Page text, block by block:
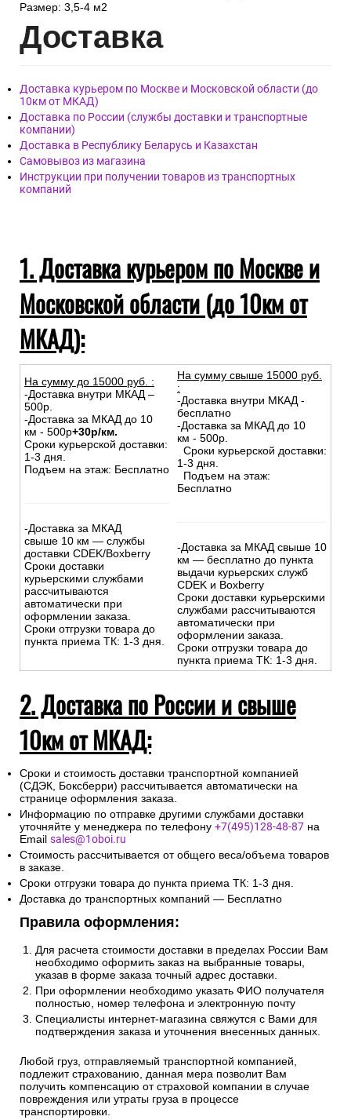
Размер: 3,5-4 м2
Доставка
Доставка курьером по Москве и Московской области (до
10км от МКАД)
Доставка по России (службы доставки и транспортные
компании)
Доставка в Республику Беларусь и Казахстан
Самовывоз из магазина
Инструкции при получении товаров из транспортных
компаний
1. Доставка курьером по Москве и
Московской области (до 10км от
МКАД):
На сумму до 15000 руб. :
-Доставка внутри МКАД –
500р.
-Доставка за МКАД до 10
км - 500р+30р/км.
Сроки курьерской доставки:
1-3 дня.
Подъем на этаж: Бесплатно
-Доставка за МКАД
свыше 10 км — службы
доставки CDEK/Boxberry
Сроки доставки
курьерскими службами
рассчитываются
автоматически при
оформлении заказа.
Сроки отгрузки товара до
пункта приема ТК: 1-3 дня.
На сумму свыше 15000 руб.
:
-Доставка внутри МКАД -
бесплатно
-Доставка за МКАД до 10
км - 500р.
Сроки курьерской доставки:
1-3 дня.
Подъем на этаж:
Бесплатно
-Доставка за МКАД свыше 10
км — бесплатно до пункта
выдачи курьерских служб
CDEK и Boxberry
Сроки доставки курьерскими
службами рассчитываются
автоматически при
оформлении заказа.
Сроки отгрузки товара до
пункта приема ТК: 1-3 дня.
2. Доставка по России и свыше
10км от МКАД:
Сроки и стоимость доставки транспортной компанией
(СДЭК, Боксберри) рассчитывается автоматически на
странице оформления заказа.
Информацию по отправке другими службами доставки
уточняйте у менеджера по телефону +7(495)128-48-87 на
Email sales@1oboi.ru
Стоимость рассчитывается от общего веса/объема товаров
в заказе.
Сроки отгрузки товара до пункта приема ТК: 1-3 дня.
Доставка до транспортных компаний — Бесплатно
Правила оформления:
Для расчета стоимости доставки в пределах России Вам
необходимо оформить заказ на выбранные товары,
указав в форме заказа точный адрес доставки.
При оформлении необходимо указать ФИО получателя
полностью, номер телефона и электронную почту
Специалисты интернет-магазина свяжутся с Вами для
подтверждения заказа и уточнения внесенных данных.
Любой груз, отправляемый транспортной компанией,
подлежит страхованию, данная мера позволит Вам
получить компенсацию от страховой компании в случае
повреждения или утраты груза в процессе
транспортировки.